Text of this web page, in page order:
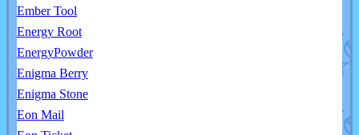
Ember Tool
Energy Root
EnergyPowder
Enigma Berry
Enigma Stone
Eon Mail